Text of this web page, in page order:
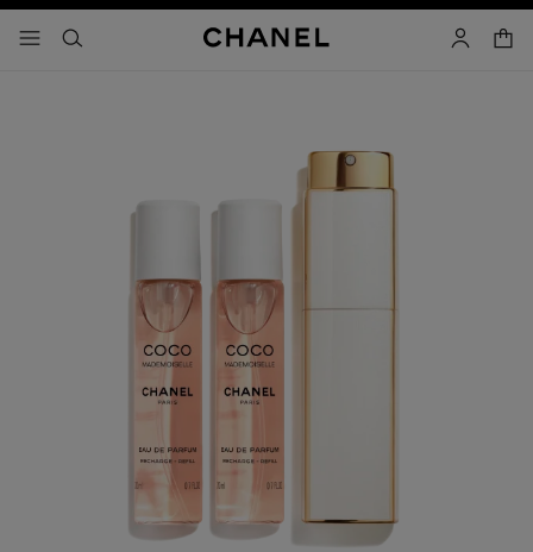
- navegación principal
buscar cuenta
carrito